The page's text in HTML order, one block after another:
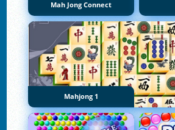
Mah Jong Connect
Mahjong 1